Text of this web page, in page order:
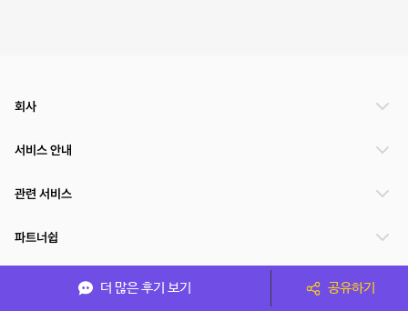
더 많은 후기 보기 공유하기
회사
서비스 안내
관련 서비스
파트너쉽
서비스 제공 국가